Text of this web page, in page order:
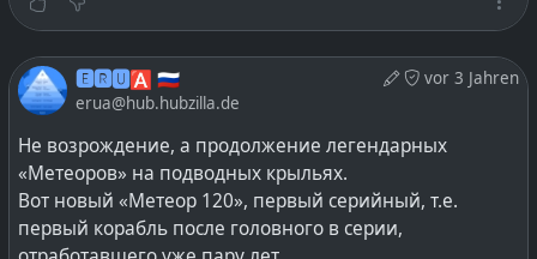
зоны.
Другой проблемой был переход теплоносителя из
жидкого состояния в твёрдое. Необходимые
исследовательские работы по «размораживанию»
просто не успели провести. Атомщики требовали от
моряков, чтобы реакторная установка оставалась
включённой постоянно. У лодки два экипажа, пока
один отдыхает на берегу после похода — второй
vor 3 Jahren
🅴🆁🆄🅰 🇷🇺
erua@hub.hubzilla.de
Не возрождение, а продолжение легендарных
«Метеоров» на подводных крыльях.
Вот новый «Метеор 120», первый серийный, т.е.
первый корабль после головного в серии,